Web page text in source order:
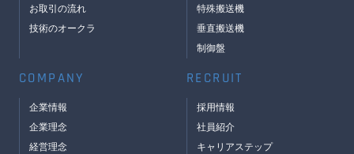
お取引の流れ
特殊搬送機
技術のオークラ
垂直搬送機
制御盤
COMPANY RECRUIT
企業情報
採用情報
企業理念
社員紹介
経営理念
キャリアステップ